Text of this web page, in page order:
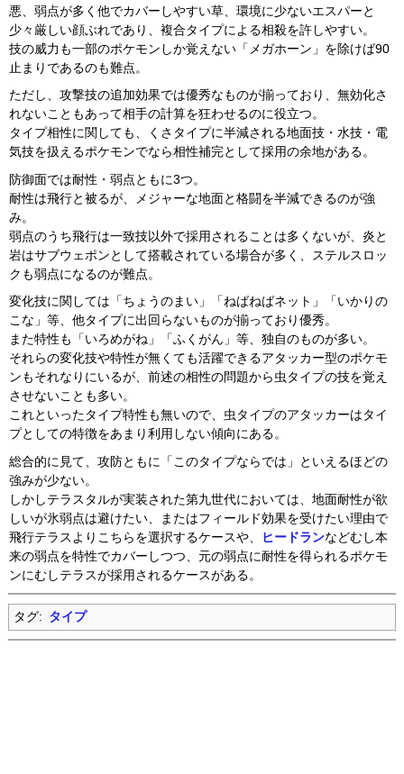
悪、弱点が多く他でカバーしやすい草、環境に少ないエスパーと
少々厳しい顔ぶれであり、複合タイプによる相殺を許しやすい。
技の威力も一部のポケモンしか覚えない「メガホーン」を除けば90
止まりであるのも難点。
ただし、攻撃技の追加効果では優秀なものが揃っており、無効化さ
れないこともあって相手の計算を狂わせるのに役立つ。
タイプ相性に関しても、くさタイプに半減される地面技・水技・電
気技を扱えるポケモンでなら相性補完として採用の余地がある。
防御面では耐性・弱点ともに3つ。
耐性は飛行と被るが、メジャーな地面と格闘を半減できるのが強
み。
弱点のうち飛行は一致技以外で採用されることは多くないが、炎と
岩はサブウェポンとして搭載されている場合が多く、ステルスロッ
クも弱点になるのが難点。
変化技に関しては「ちょうのまい」「ねばねばネット」「いかりの
こな」等、他タイプに出回らないものが揃っており優秀。
また特性も「いろめがね」「ふくがん」等、独自のものが多い。
それらの変化技や特性が無くても活躍できるアタッカー型のポケモ
ンもそれなりにいるが、前述の相性の問題から虫タイプの技を覚え
させないことも多い。
これといったタイプ特性も無いので、虫タイプのアタッカーはタイ
プとしての特徴をあまり利用しない傾向にある。
総合的に見て、攻防ともに「このタイプならでは」といえるほどの
強みが少ない。
しかしテラスタルが実装された第九世代においては、地面耐性が欲
しいが氷弱点は避けたい、またはフィールド効果を受けたい理由で
飛行テラスよりこちらを選択するケースや、
ヒードランなどむし本
来の弱点を特性でカバーしつつ、元の弱点に耐性を得られるポケモ
ンにむしテラスが採用されるケースがある。
タグ: タイプ